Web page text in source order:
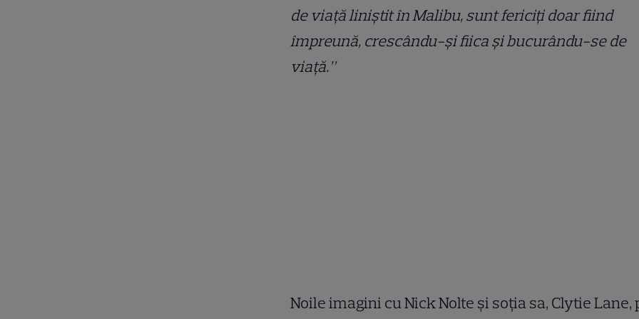
de viață liniștit în Malibu, sunt fericiți doar fiind
împreună, crescându-și fiica și bucurându-se de
viață.”
Noile imagini cu Nick Nolte și soția sa, Clytie Lane,